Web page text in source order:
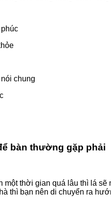
chung
bàn thường gặp phải
một thời gian quá lâu thì lá
thì bạn nên di chuyển ra